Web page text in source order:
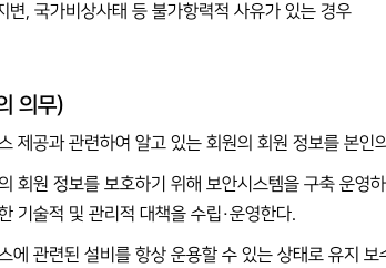
, 국가비상사태 등 불가항력적 사유가 있는 경우
의무)
제공과 관련하여 알고 있는 회원의 회원 정보를 본인
회원 정보를 보호하기 위해 보안시스템을 구축 운영
기술적 및 관리적 대책을 수립·운영한다.
에 관련된 설비를 항상 운용할 수 있는 상태로 유지